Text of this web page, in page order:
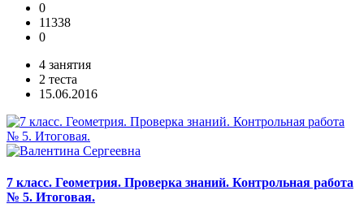
0
11338
0
4 занятия
2 теста
15.06.2016
7 класс. Геометрия. Проверка знаний. Контрольная работа
№ 5. Итоговая.